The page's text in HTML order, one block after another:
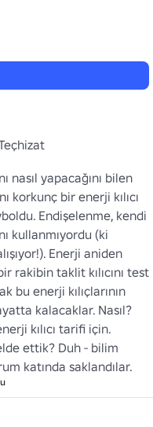
nasıl yapacağını bilen
korkunç bir enerji kılıcı
Endişelenme, kendi
kullanmıyordu (ki
Enerji aniden
rakibin taklit kılıcını test
bu enerji kılıçlarının
kalacaklar. Nasıl?
kılıcı tarifi için.
ettik? Duh - bilim
katında saklandılar.